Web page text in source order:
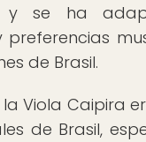
y se ha
preferencias
de Brasil.
Viola Caipira
de Brasil,